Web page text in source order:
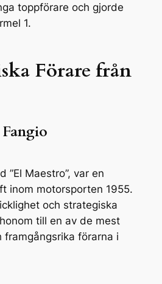
toppförare och gjorde
1.
Förare från
”El Maestro”, var en
inom motorsporten 1955.
och strategiska
till en av de mest
framgångsrika förarna i